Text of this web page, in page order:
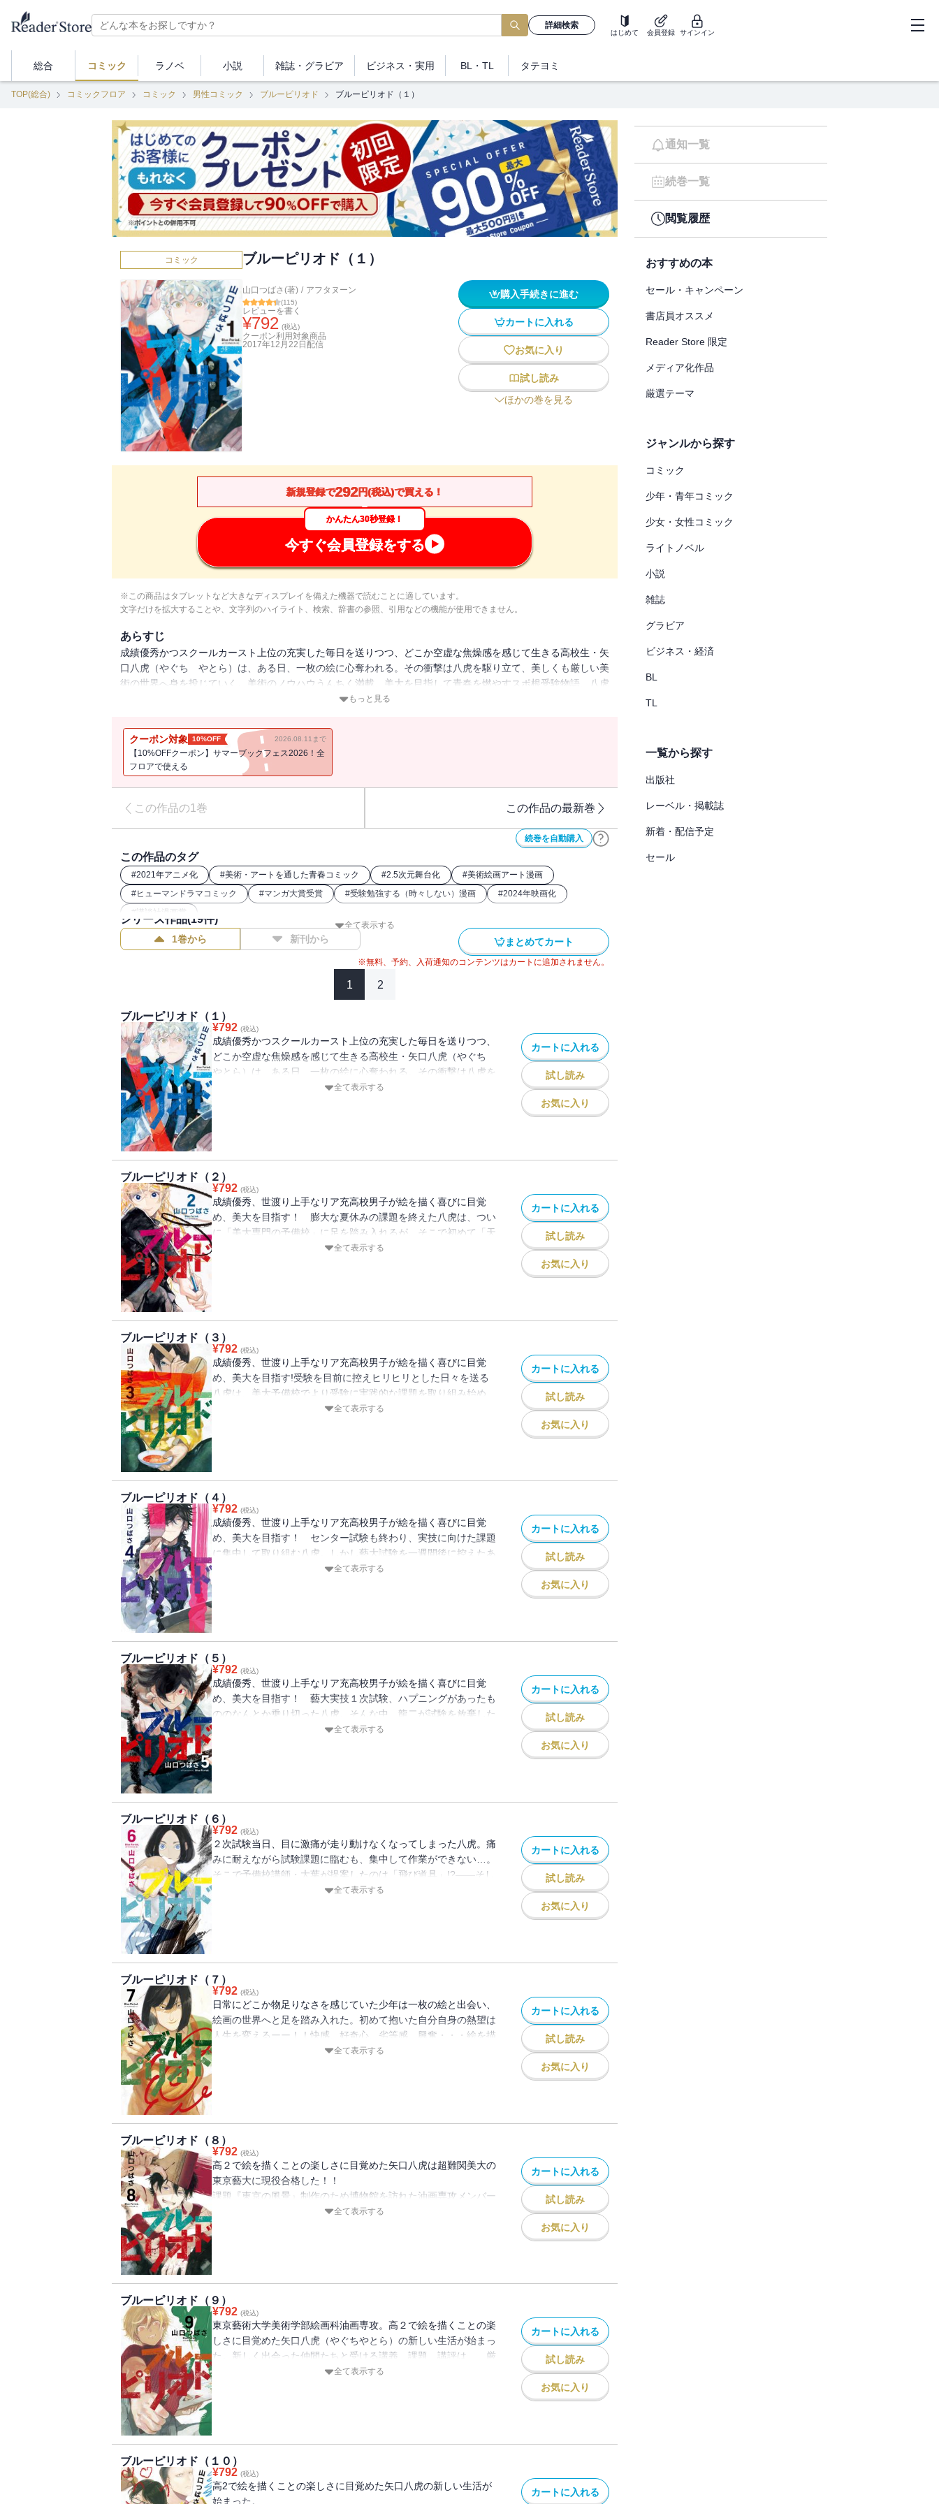
詳細検索
はじめて 会員登録 サインイン
総合 コミック ラノベ 小説 雑誌・ グラビア ビジネス ・実用 BL・TL タテヨミ
TOP(総合) コミックフロア コミック 男性コミック ブルーピリオド ブルーピリオド（１）
コミック ブルーピリオド（１）
山口つばさ(著) / アフタヌーン
(115)
レビューを書く
¥792 (税込)
クーポン利用対象商品
2017年12月22日 配信
購入手続きに進む
カートに入れる
お気に入り
試し読み
ほかの巻を見る
新規登録で292円(税込)で買える！
かんたん30秒登録！
今すぐ会員登録をする
※この商品はタブレットなど大きなディスプレイを備えた機器で読むことに適しています。
文字だけを拡大することや、文字列のハイライト、検索、辞書の参照、引用などの機能が使用できません。
あらすじ
成績優秀かつスクールカースト上位の充実した毎日を送りつつ、どこか空虚な焦燥感を感じて生きる高校生・矢
口八虎（やぐち やとら）は、ある日、一枚の絵に心奪われる。その衝撃は八虎を駆り立て、美しくも厳しい美
術の世界へ身を投じていく。美術のノウハウうんちく満載、美大を目指して青春を燃やすスポ根受験物語、八虎
と仲間たちは「好きなこと」を支えに未来を目指す！もっと見る
クーポン対象 10%OFF 2026.08.11まで
【10%OFFクーポン】サマーブックフェス2026！全
フロアで使える
この作品の1巻 この作品の最新巻
続巻を自動購入
この作品のタグ
#2021年アニメ化 #美術・アートを通した青春コミック #2.5次元舞台化 #美術絵画アート漫画
#ヒューマンドラマコミック #マンガ大賞受賞 #受験勉強する（時々しない）漫画 #2024年映画化
# 講談社漫画賞
全て表示する
シリーズ作品(19件)
1巻から 新刊から まとめてカート
※無料、予約、入荷通知のコンテンツはカートに追加されません。
1 2
ブルーピリオド（１）
¥792 (税込)
成績優秀かつスクールカースト上位の充実した毎日を送りつつ、
どこか空虚な焦燥感を感じて生きる高校生・矢口八虎（やぐち
やとら）は、ある日、一枚の絵に心奪われる。その衝撃は八虎を
駆り立て、美しくも厳しい美術の世界へ身を投じていく。美術の
全て表示する
カートに入れる
試し読み
お気に入り
ブルーピリオド（２）
¥792 (税込)
成績優秀、世渡り上手なリア充高校男子が絵を描く喜びに目覚
め、美大を目指す！ 膨大な夏休みの課題を終えた八虎は、つい
に「美大専門の予備校」に足を踏み入れるが、そこで初めて「天
才」と出会う。自分の身の丈を思い知らされた八虎の決意とは。
全て表示する
カートに入れる
試し読み
お気に入り
ブルーピリオド（３）
¥792 (税込)
成績優秀、世渡り上手なリア充高校男子が絵を描く喜びに目覚
め、美大を目指す!受験を目前に控えヒリヒリとした日々を送る
八虎は、美大予備校でより受験に実践的な課題を取り組み始め
る。“対応力”が足りないことを知った八虎は突破口を見つけるた
全て表示する
カートに入れる
試し読み
お気に入り
ブルーピリオド（４）
¥792 (税込)
成績優秀、世渡り上手なリア充高校男子が絵を描く喜びに目覚
め、美大を目指す！ センター試験も終わり、実技に向けた課題
に集中して取り組む八虎。しかし藝大試験を一週間後に控えたあ
る日、予備校の講師・大葉から自分の足りないものを指摘され迷
全て表示する
カートに入れる
試し読み
お気に入り
ブルーピリオド（５）
¥792 (税込)
成績優秀、世渡り上手なリア充高校男子が絵を描く喜びに目覚
め、美大を目指す！ 藝大実技１次試験、ハプニングがあったも
ののなんとか乗り切った八虎。そんな中、龍二が試験を放棄した
ことを知り２次試験への準備に集中できなくなってしまう…。
全て表示する
カートに入れる
試し読み
お気に入り
ブルーピリオド（６）
¥792 (税込)
２次試験当日、目に激痛が走り動けなくなってしまった八虎。痛
みに耐えながら試験課題に臨むも、集中して作業ができない…。
そこで予備校講師・大葉が提案したのは「飛び道具」!?――そし
て試験２日目にしてテーマを決めた八虎は他と差を付けるため豪
全て表示する
カートに入れる
試し読み
お気に入り
ブルーピリオド（７）
¥792 (税込)
日常にどこか物足りなさを感じていた少年は一枚の絵と出会い、
絵画の世界へと足を踏み入れた。初めて抱いた自分自身の熱望は
人生を変えるーー！！快感、好奇心、劣等感、興奮・・・絵を描
かない人にもグサグサ刺さるスポ根美術漫画、新章スタート！！
全て表示する
カートに入れる
試し読み
お気に入り
ブルーピリオド（８）
¥792 (税込)
高２で絵を描くことの楽しさに目覚めた矢口八虎は超難関美大の
東京藝大に現役合格した！！
課題『東京の風景』制作のため博物館を訪れた油画専攻メンバー
全て表示する
カートに入れる
試し読み
お気に入り
ブルーピリオド（９）
¥792 (税込)
東京藝術大学美術学部絵画科油画専攻。高２で絵を描くことの楽
しさに目覚めた矢口八虎（やぐちやとら）の新しい生活が始まっ
た。新しく出会った仲間たちと受ける講義、課題、講評は……厳
しい。つらみ。「受験絵画」が終わっても今度は「美大絵画」の
し）」製作が始まる。自分の悩みで手一杯の八虎にとって、初め
ての「チームプレイ」は救いとなるか！
マンガ大賞、講談社漫画賞と２冠の超話題の美大受験漫画「藝大
編」、早くも最新刊登場！
全て表示する
カートに入れる
試し読み
お気に入り
ブルーピリオド（１０）
¥792 (税込)
高2で絵を描くことの楽しさに目覚めた矢口八虎の新しい生活が
始まった。
カートに入れる
通知一覧
続巻一覧
閲覧履歴
おすすめの本
セール・キャンペーン
書店員オススメ
Reader Store 限定
メディア化作品
厳選テーマ
ジャンルから探す
コミック
少年・青年コミック
少女・女性コミック
ライトノベル
小説
雑誌
グラビア
ビジネス・経済
BL
TL
一覧から探す
出版社
レーベル・掲載誌
新着・配信予定
セール